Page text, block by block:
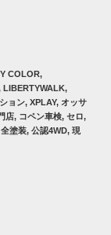
COLOR,
LIBERTYWALK,
ョン, XPLAY, オッサ
店, コペン車検, セロ,
全塗装, 公認4WD, 現